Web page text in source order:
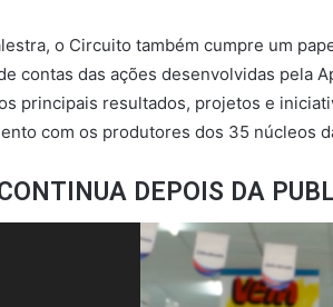
o Circuito também cumpre um
contas das ações desenvolvidas pela
principais resultados, projetos e
com os produtores dos 35 núcleos
DEPOIS DA